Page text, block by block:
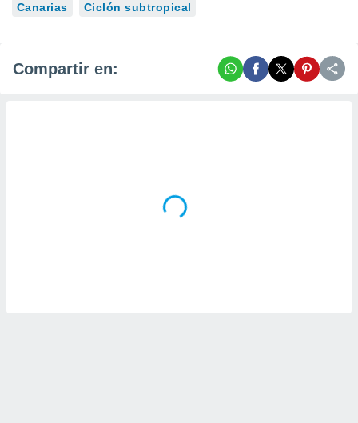
Canarias Ciclón subtropical
Compartir en: